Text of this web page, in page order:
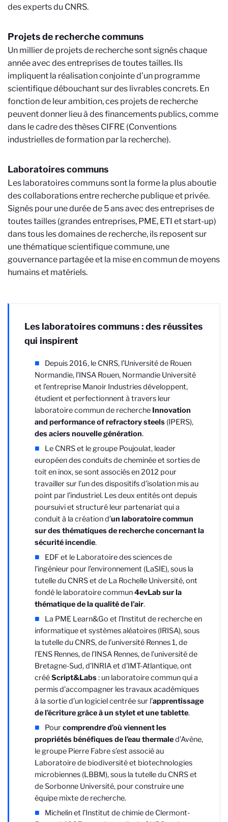
des experts du CNRS.
Projets de recherche communs
Un millier de projets de recherche sont signés chaque
année avec des entreprises de toutes tailles. Ils
impliquent la réalisation conjointe d’un programme
scientifique débouchant sur des livrables concrets. En
fonction de leur ambition, ces projets de recherche
peuvent donner lieu à des financements publics, comme
dans le cadre des thèses CIFRE (Conventions
industrielles de formation par la recherche).
Laboratoires communs
Les laboratoires communs sont la forme la plus aboutie
des collaborations entre recherche publique et privée.
Signés pour une durée de 5 ans avec des entreprises de
toutes tailles (grandes entreprises, PME, ETI et start-up)
dans tous les domaines de recherche, ils reposent sur
une thématique scientifique commune, une
gouvernance partagée et la mise en commun de moyens
humains et matériels.
Les laboratoires communs : des réussites
qui inspirent
Depuis 2016, le CNRS, l’Université de Rouen
Normandie, l’INSA Rouen, Normandie Université
et l’entreprise Manoir Industries développent,
étudient et perfectionnent à travers leur
laboratoire commun de recherche Innovation
and performance of refractory steels (IPERS),
des aciers nouvelle génération.
Le CNRS et le groupe Poujoulat, leader
européen des conduits de cheminée et sorties de
toit en inox, se sont associés en 2012 pour
travailler sur l’un des dispositifs d’isolation mis au
point par l’industriel. Les deux entités ont depuis
poursuivi et structuré leur partenariat qui a
conduit à la création d’un laboratoire commun
sur des thématiques de recherche concernant la
sécurité incendie.
EDF et le Laboratoire des sciences de
l’ingénieur pour l’environnement (LaSIE), sous la
tutelle du CNRS et de La Rochelle Université, ont
fondé le laboratoire commun4evLab sur la
thématique de la qualité de l’air.
La PME Learn&Go et l’Institut de recherche en
informatique et systèmes aléatoires (IRISA), sous
la tutelle du CNRS, de l’université Rennes 1, de
l’ENS Rennes, de l’INSA Rennes, de l’université de
Bretagne-Sud, d’INRIA et d’IMT-Atlantique, ont
crééScript&Labs: un laboratoire commun qui a
permis d’accompagner les travaux académiques
à la sortie d’un logiciel centrée sur l’apprentissage
de l’écriture grâce à un stylet et une tablette.
Pourcomprendre d’où viennent les
propriétés bénéfiques de l’eau thermaled’Avène,
le groupe Pierre Fabre s’est associé au
Laboratoire de biodiversité et biotechnologies
microbiennes (LBBM), sous la tutelle du CNRS et
de Sorbonne Université, pour construire une
équipe mixte de recherche.
Michelin et l’Institut de chimie de Clermont-